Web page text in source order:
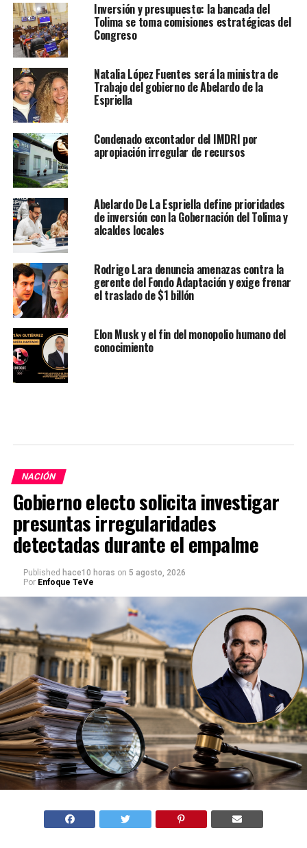
Inversión y presupuesto: la bancada del
Tolima se toma comisiones estratégicas del
Congreso
Natalia López Fuentes será la ministra de
Trabajo del gobierno de Abelardo de la
Espriella
Condenado excontador del IMDRI por
apropiación irregular de recursos
Abelardo De La Espriella define prioridades
de inversión con la Gobernación del Tolima y
alcaldes locales
Rodrigo Lara denuncia amenazas contra la
gerente del Fondo Adaptación y exige frenar
el traslado de $1 billón
Elon Musk y el fin del monopolio humano del
conocimiento
NACIÓN
Gobierno electo solicita investigar
presuntas irregularidades
detectadas durante el empalme
Published hace10 horas on 5 agosto, 2026
Por Enfoque TeVe